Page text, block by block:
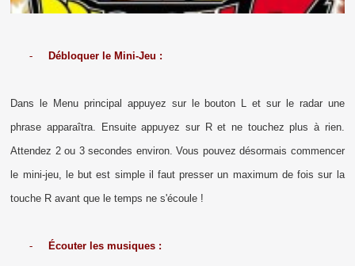
- Débloquer le Mini-Jeu :
Dans le Menu principal appuyez sur le bouton L et sur le radar une
phrase apparaîtra. Ensuite appuyez sur R et ne touchez plus à rien.
Attendez 2 ou 3 secondes environ. Vous pouvez désormais commencer
le mini-jeu, le but est simple il faut presser un maximum de fois sur la
touche R avant que le temps ne s'écoule !
- Écouter les musiques :